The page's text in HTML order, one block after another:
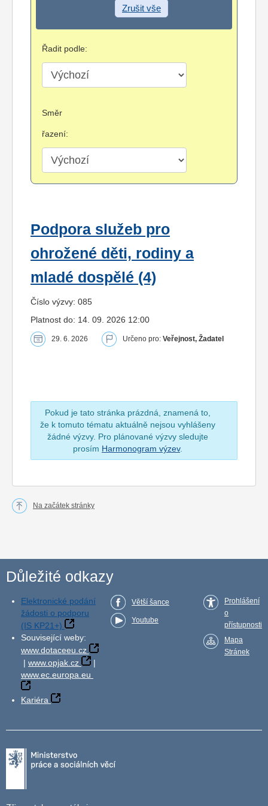
Zrušit vše
Řadit podle:
Směr
řazení:
Podpora služeb pro
ohrožené děti, rodiny a
mladé dospělé (4)
Číslo výzvy: 085
Platnost do: 14. 09. 2026 12:00
29. 6. 2026 Určeno pro: Veřejnost, Žadatel
Pokud je tato stránka prázdná, znamená to,
že k tomuto tématu aktuálně nejsou vyhlášeny
žádné výzvy. Pro plánované výzvy sledujte
prosím Harmonogram výzev.
Na začátek stránky
Důležité odkazy
Elektronické podání
žádosti o podporu
(IS KP21+)
Související weby:
www.dotaceeu.cz
| www.opjak.cz
|
www.ec.europa.eu
Kariéra
Větší šance
Youtube
Prohlášení
o
přístupnosti
Mapa
Stránek